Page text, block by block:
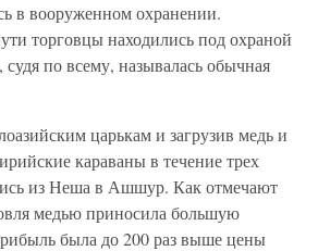
в вооруженном охранении.
торговцы находились под охраной
по всему, называлась обычная
царькам и загрузив медь и
караваны в течение трех
из Неша в Ашшур. Как отмечают
медью приносила большую
была до 200 раз выше цены